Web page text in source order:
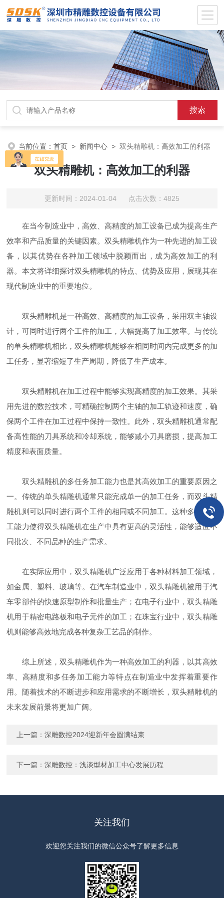
当前位置：首页 > 新闻中心 >双头精雕机：高效加工的利器
双头精雕机：高效加工的利器
更新时间：2024-01-04 点击次数：4825
在当今制造业中，高效、高精度的加工设备已成为提高生产
效率和产品质量的关键因素。双头精雕机作为一种先进的加工设
备，以其优势在各种加工领域中脱颖而出，成为高效加工的利
器。本文将详细探讨双头精雕机的特点、优势及应用，展现其在
现代制造业中的重要地位。
双头精雕机是一种高效、高精度的加工设备，采用双主轴设
计，可同时进行两个工件的加工，大幅提高了加工效率。与传统
的单头精雕机相比，双头精雕机能够在相同时间内完成更多的加
工任务，显著缩短了生产周期，降低了生产成本。
双头精雕机在加工过程中能够实现高精度的加工效果。其采
用先进的数控技术，可精确控制两个主轴的加工轨迹和速度，确
保两个工件在加工过程中保持一致性。此外，双头精雕机通常配
备高性能的刀具系统和冷却系统，能够减小刀具磨损，提高加工
精度和表面质量。
双头精雕机的多任务加工能力也是其高效加工的重要原因之
一。传统的单头精雕机通常只能完成单一的加工任务，而双头精
雕机则可以同时进行两个工件的相同或不同加工。这种多任务加
工能力使得双头精雕机在生产中具有更高的灵活性，能够适应不
同批次、不同品种的生产需求。
在实际应用中，双头精雕机广泛应用于各种材料加工领域，
如金属、塑料、玻璃等。在汽车制造业中，双头精雕机被用于汽
车零部件的快速原型制作和批量生产；在电子行业中，双头精雕
机用于精密电路板和电子元件的加工；在珠宝行业中，双头精雕
机则能够高效地完成各种复杂工艺品的制作。
综上所述，双头精雕机作为一种高效加工的利器，以其高效
率、高精度和多任务加工能力等特点在制造业中发挥着重要作
用。随着技术的不断进步和应用需求的不断增长，双头精雕机的
未来发展前景将更加广阔。
上一篇：深雕数控2024迎新年会圆满结束
下一篇：深雕数控：浅谈型材加工中心发展历程
关注我们
欢迎您关注我们的微信公众号了解更多信息